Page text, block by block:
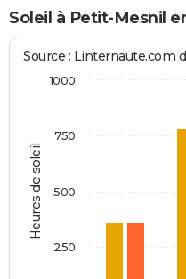
Soleil à Petit-Mesnil
Heures de soleil
Source : Linternaute.com
1000
250
500
750